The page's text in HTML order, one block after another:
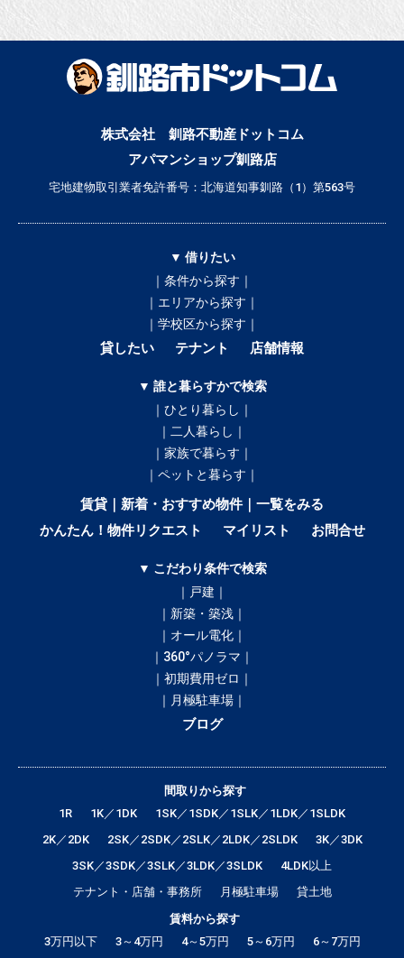
株式会社 釧路不動産ドットコム
アパマンショップ釧路店
宅地建物取引業者免許番号：北海道知事釧路（1）第563号
▼ 借りたい
｜条件から探す｜
｜エリアから探す｜
｜学校区から探す｜
貸したい テナント 店舗情報
▼ 誰と暮らすかで検索
｜ひとり暮らし｜
｜二人暮らし｜
｜家族で暮らす｜
｜ペットと暮らす｜
賃貸｜新着・おすすめ物件｜一覧をみる
かんたん！物件リクエスト
マイリスト お問合せ
▼ こだわり条件で検索
｜戸建｜
｜新築・築浅｜
｜オール電化｜
｜360°パノラマ｜
｜初期費用ゼロ｜
｜月極駐車場｜
ブログ
間取りから探す
1R
1K／1DK
1SK／1SDK／1SLK／1LDK／1SLDK
2K／2DK
2SK／2SDK／2SLK／2LDK／2SLDK
3K／3DK
3SK／3SDK／3SLK／3LDK／3SLDK
4LDK以上
テナント・店舗・事務所
月極駐車場
貸土地
賃料から探す
3万円以下
3～4万円 4～5万円 5～6万円 6～7万円